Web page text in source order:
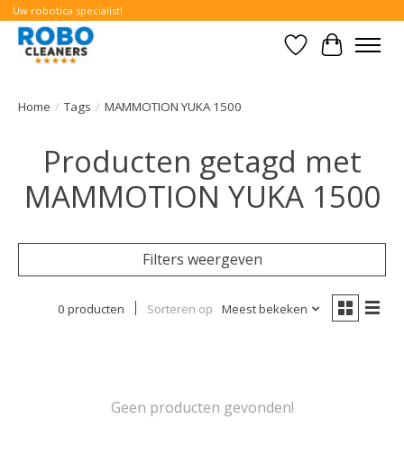
Uw robotica specialist!
Verlanglijst
Home / Tags / MAMMOTION YUKA 1500
Producten getagd met
MAMMOTION YUKA 1500
Filters weergeven
0 producten Sorteren op Meest bekeken
Geen producten gevonden!